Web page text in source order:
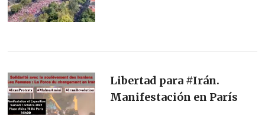
Libertad para #Irán.
Manifestación en París